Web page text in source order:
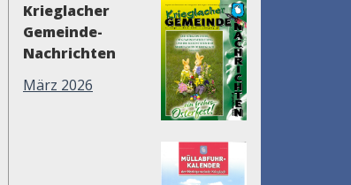
Krieglacher
Gemeinde-
Nachrichten
März 2026